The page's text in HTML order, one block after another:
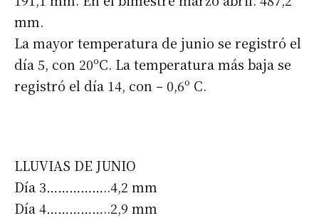
mm.
La mayor temperatura de junio se registró el
día 5, con 20ºC. La temperatura más baja se
registró el día 14, con – 0,6º C.
LLUVIAS DE JUNIO
Día 3……………..4,2 mm
Día 4……………..2,9 mm